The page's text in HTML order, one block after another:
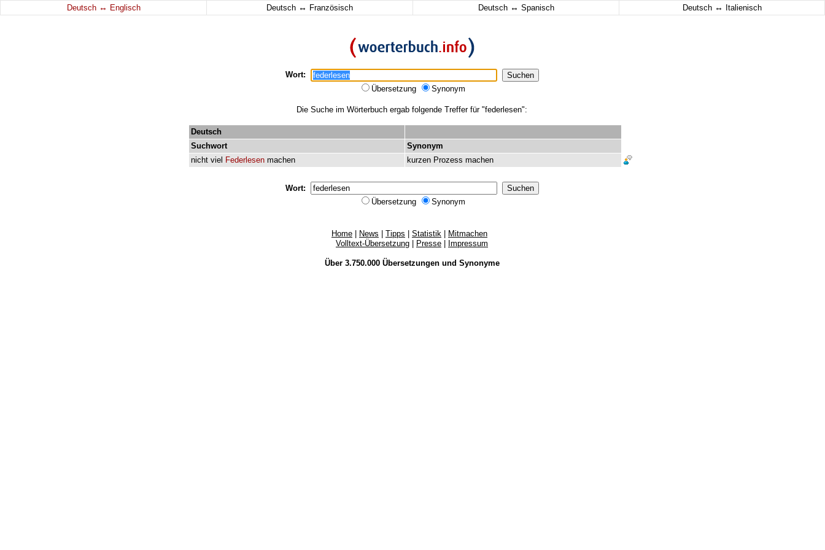
Deutsch ↔ Englisch Deutsch ↔ Französisch Deutsch ↔ Spanisch Deutsch ↔ Italienisch
Wort:
Übersetzung
Synonym
Die Suche im Wörterbuch ergab folgende Treffer für "federlesen":
Deutsch
Suchwort
Synonym
nicht viel Federlesen machen kurzen Prozess machen
Wort:
Übersetzung
Synonym
Home News Tipps Statistik
Mitmachen
Volltext-Übersetzung
Presse Impressum
Über 3.750.000 Übersetzungenund Synonyme